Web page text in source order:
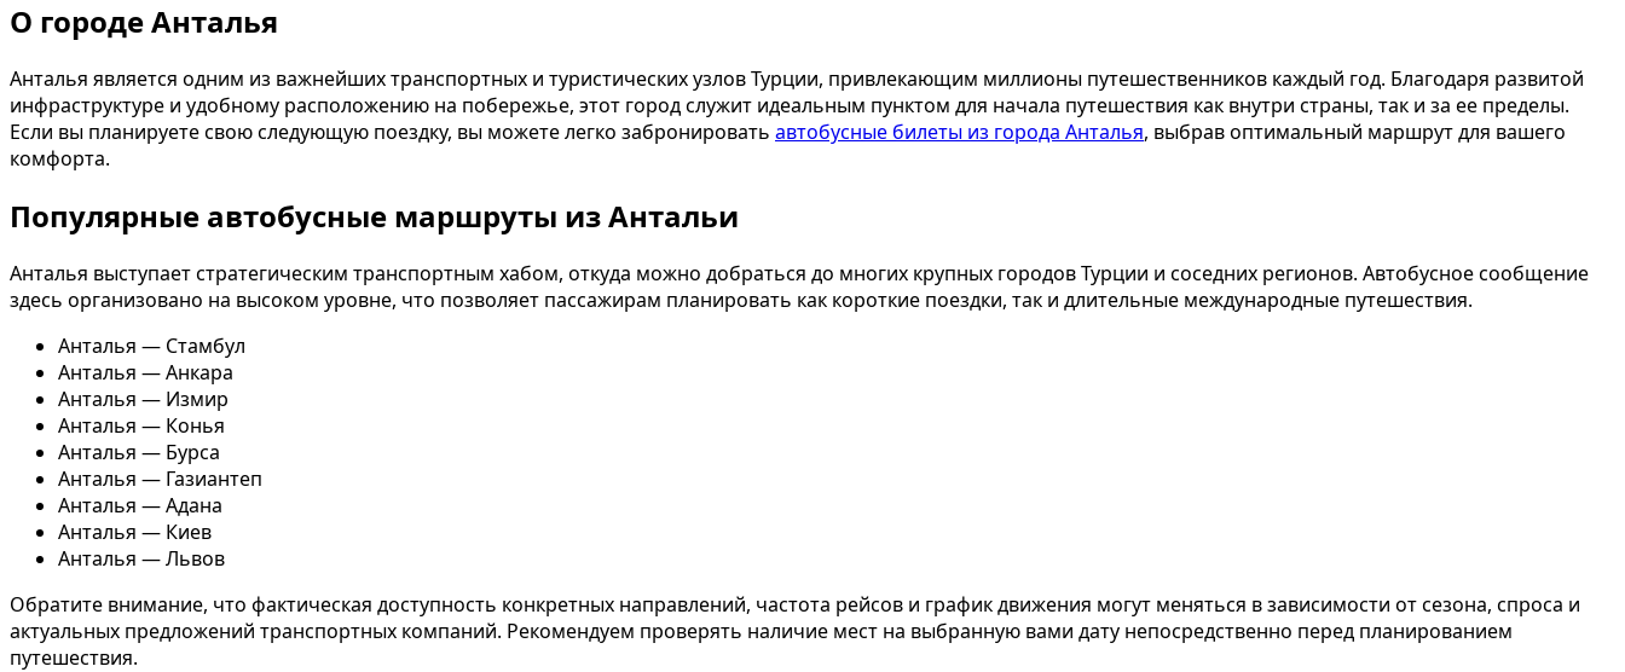
О городе Анталья
Анталья является одним из важнейших транспортных и туристических узлов Турции, привлекающим миллионы путешественников каждый год. Благодаря развитой
инфраструктуре и удобному расположению на побережье, этот город служит идеальным пунктом для начала путешествия как внутри страны, так и за ее пределы.
Если вы планируете свою следующую поездку, вы можете легко забронировать автобусные билеты из города Анталья, выбрав оптимальный маршрут для вашего
комфорта.
Популярные автобусные маршруты из Антальи
Анталья выступает стратегическим транспортным хабом, откуда можно добраться до многих крупных городов Турции и соседних регионов. Автобусное сообщение
здесь организовано на высоком уровне, что позволяет пассажирам планировать как короткие поездки, так и длительные международные путешествия.
Анталья — Стамбул
Анталья — Анкара
Анталья — Измир
Анталья — Конья
Анталья — Бурса
Анталья — Газиантеп
Анталья — Адана
Анталья — Киев
Анталья — Львов
Обратите внимание, что фактическая доступность конкретных направлений, частота рейсов и график движения могут меняться в зависимости от сезона, спроса и
актуальных предложений транспортных компаний. Рекомендуем проверять наличие мест на выбранную вами дату непосредственно перед планированием
путешествия.